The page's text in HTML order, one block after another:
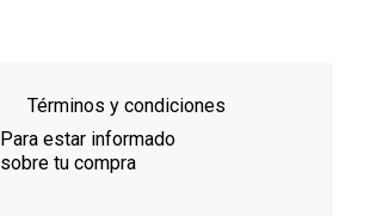
Términos y condiciones
Para estar informado
sobre tu compra